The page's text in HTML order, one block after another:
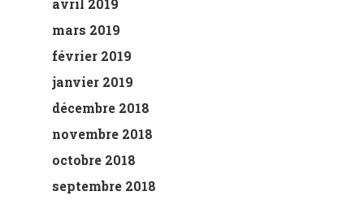
avril 2019
mars 2019
février 2019
janvier 2019
décembre 2018
novembre 2018
octobre 2018
septembre 2018